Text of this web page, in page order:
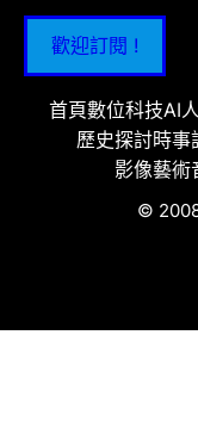
歡迎訂閱 !
首頁數位科技AI
歷史探討時事
影像藝術
©